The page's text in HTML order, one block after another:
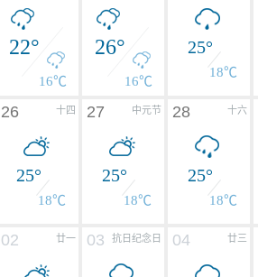
22°
16℃
26°
16℃
25°
18℃
十四
26
25°
18℃
中元节
27
25°
18℃
十六
28
25°
18℃
廿一
02 抗日纪念日
03 廿三
04